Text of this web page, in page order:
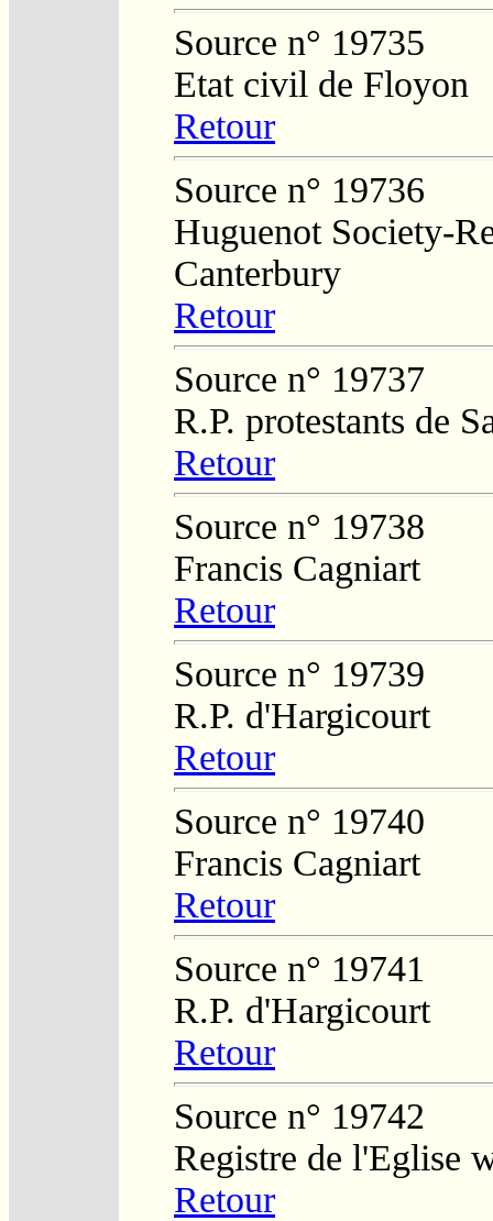
Source n° 19735
Etat civil de Floyon
Retour
Source n° 19736
Huguenot Society-
Canterbury
Retour
Source n° 19737
R.P. protestants de
Retour
Source n° 19738
Francis Cagniart
Retour
Source n° 19739
R.P. d'Hargicourt
Retour
Source n° 19740
Francis Cagniart
Retour
Source n° 19741
R.P. d'Hargicourt
Retour
Source n° 19742
Registre de l'Eglise
Retour